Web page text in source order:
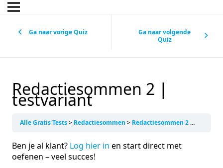
Ga naar vorige Quiz
Ga naar volgende
Quiz
Redactiesommen 2 |
testvariant
Alle Gratis Tests Redactiesommen Redactiesommen 2 | testvariant
Ben je al klant? Log hier in en start direct met
oefenen – veel succes!